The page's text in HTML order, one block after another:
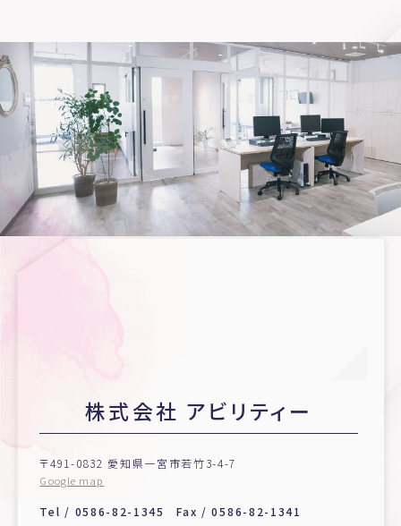
株式会社 アビリティー
〒491-0832 愛知県一宮市若竹3-4-7
Google map
Tel / 0586-82-1345
Fax / 0586-82-1341